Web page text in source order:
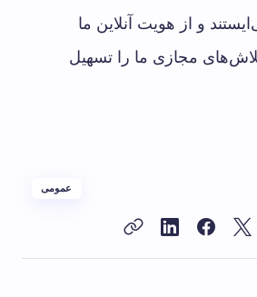
و از هویت آنلاین ما
مجازی ما را تسهیل
عمومی